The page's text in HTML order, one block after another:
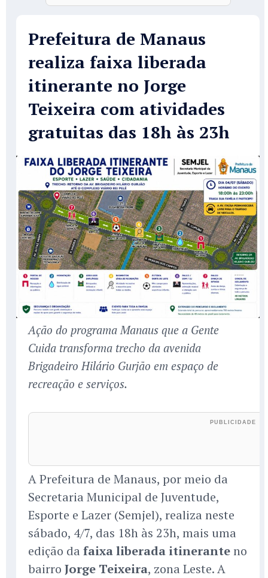
Prefeitura de Manaus
realiza faixa liberada
itinerante no Jorge
Teixeira com atividades
gratuitas das 18h às 23h
Ação do programa Manaus que a Gente
Cuida transforma trecho da avenida
Brigadeiro Hilário Gurjão em espaço de
recreação e serviços.
A Prefeitura de Manaus, por meio da
Secretaria Municipal de Juventude,
Esporte e Lazer (Semjel), realiza neste
sábado, 4/7, das 18h às 23h, mais uma
edição da faixa liberada itineranteno
bairro Jorge Teixeira, zona Leste. A